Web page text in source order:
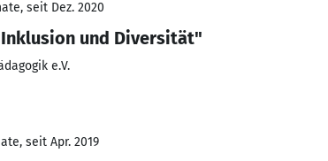
seit Dez. 2020
und Diversität"
e.V.
seit Apr. 2019